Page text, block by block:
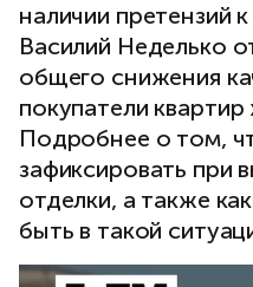
наличии претензий
Василий Неделько
общего снижения
покупатели
Подробнее о том,
зафиксировать при
отделки, а также
быть в такой